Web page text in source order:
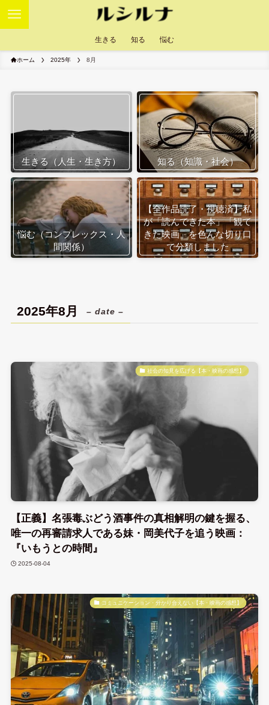
生きる 知る 悩む
ホーム 2025年 8月
生きる（人生・生き方） 知る（知識・社会）
悩む（コンプレックス・人
間関係）
【全作品読了・視聴済】私
が「読んできた本」「観て
きた映画」を色んな切り口
で分類しました
2025年8月 – date –
社会の知見を広げる【本・映画の感想】
【正義】名張毒ぶどう酒事件の真相解明の鍵を握る、
唯一の再審請求人である妹・岡美代子を追う映画：
『いもうとの時間』
2025-08-04
コミュニケーション・分かり合えない【本・映画の感想】